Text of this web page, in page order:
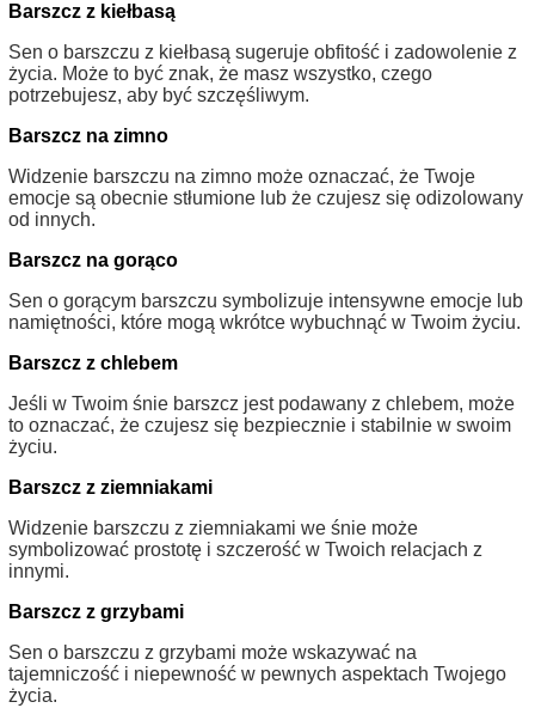
Barszcz z kiełbasą
Sen o barszczu z kiełbasą sugeruje obfitość i zadowolenie z
życia. Może to być znak, że masz wszystko, czego
potrzebujesz, aby być szczęśliwym.
Barszcz na zimno
Widzenie barszczu na zimno może oznaczać, że Twoje
emocje są obecnie stłumione lub że czujesz się odizolowany
od innych.
Barszcz na gorąco
Sen o gorącym barszczu symbolizuje intensywne emocje lub
namiętności, które mogą wkrótce wybuchnąć w Twoim życiu.
Barszcz z chlebem
Jeśli w Twoim śnie barszcz jest podawany z chlebem, może
to oznaczać, że czujesz się bezpiecznie i stabilnie w swoim
życiu.
Barszcz z ziemniakami
Widzenie barszczu z ziemniakami we śnie może
symbolizować prostotę i szczerość w Twoich relacjach z
innymi.
Barszcz z grzybami
Sen o barszczu z grzybami może wskazywać na
tajemniczość i niepewność w pewnych aspektach Twojego
życia.